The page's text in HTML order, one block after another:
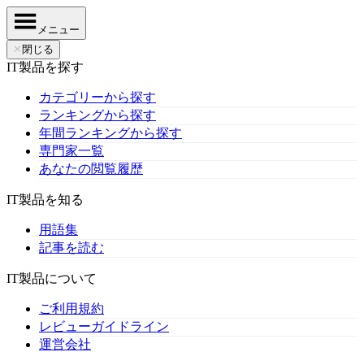
メニュー
✕ 閉じる
IT製品を探す
カテゴリーから探す
ランキングから探す
年間ランキングから探す
専門家一覧
あなたの閲覧履歴
IT製品を知る
用語集
記事を読む
IT製品について
ご利用規約
レビューガイドライン
運営会社